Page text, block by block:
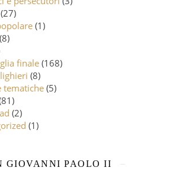
(27)
(1)
(8)
finale(168)
(8)
tematiche(5)
(2)
(1)
GIOVANNI PAOLO II